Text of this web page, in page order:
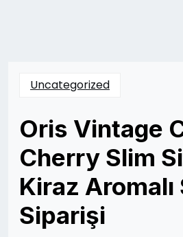
Uncategorized
Oris Vintage
Cherry Slim
Kiraz Aromalı
Siparişi